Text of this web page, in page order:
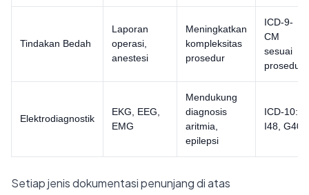
Tindakan Bedah
Laporan
operasi,
anestesi
Meningkatkan
kompleksitas
prosedur
ICD-9-
CM
sesuai
prosedur
Elektrodiagnostik
EKG, EEG,
EMG
Mendukung
diagnosis
aritmia,
epilepsi
ICD-10:
I48, G40
Setiap jenis dokumentasi penunjang di atas